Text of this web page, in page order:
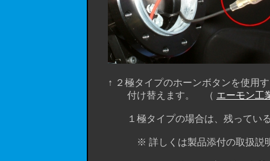
↑ ２極タイプのホーンボタンを使用す
付け替えます。 （ エーモン工
１極タイプの場合は、残っているも
※ 詳しくは製品添付の取扱説明書